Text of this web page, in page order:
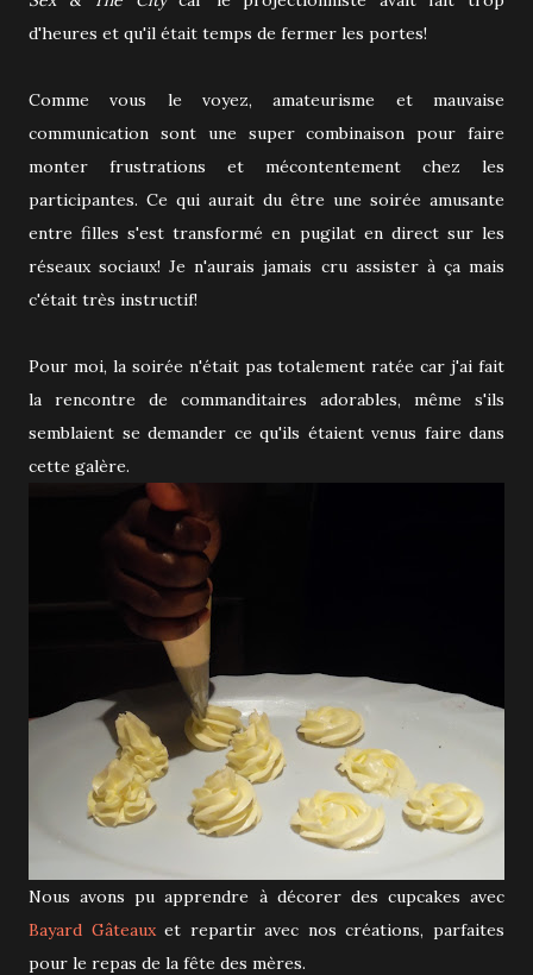
d'heures et qu'il était temps de fermer les portes!
Comme vous le voyez, amateurisme et mauvaise
communication sont une super combinaison pour faire
monter frustrations et mécontentement chez les
participantes. Ce qui aurait du être une soirée amusante
entre filles s'est transformé en pugilat en direct sur les
réseaux sociaux! Je n'aurais jamais cru assister à ça mais
c'était très instructif!
Pour moi, la soirée n'était pas totalement ratée car j'ai fait
la rencontre de commanditaires adorables, même s'ils
semblaient se demander ce qu'ils étaient venus faire dans
cette galère.
Nous avons pu apprendre à décorer des cupcakes avec
Bayard Gâteauxet repartir avec nos créations, parfaites
pour le repas de la fête des mères.